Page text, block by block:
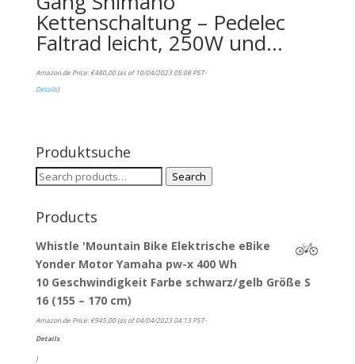
Kettenschaltung – Pedelec
Faltrad leicht, 250W und…
Amazon.de Price:€480,00(as of 10/04/2023 05:08 PST-
Details)
Produktsuche
Search
Search
Products
Whistle 'Mountain Bike Elektrische eBike
Yonder Motor Yamaha pw-x 400 Wh
10 Geschwindigkeit Farbe schwarz/gelb Größe S
16 (155 – 170 cm)
Amazon.de Price:€945,00(as of 04/04/2023 04:13 PST-
Details
)